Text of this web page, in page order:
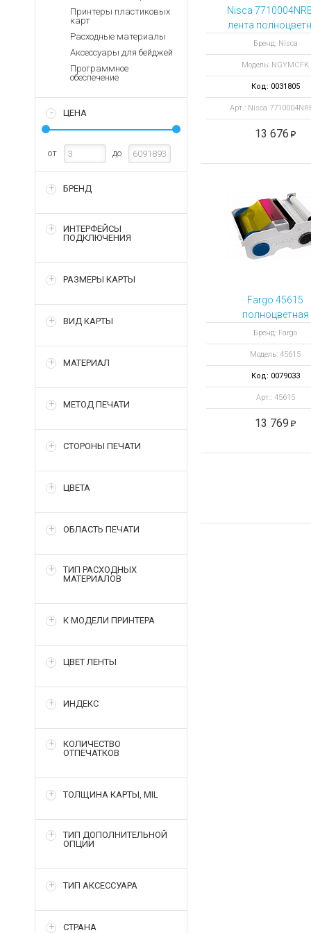
Запасные
Терминалы
оплаты
Зарядные устройства
Архивные товары
Принтеры пластиковых
карт
Расходные материалы
Аксессуары для бейджей
Программное
обеспечение
ЦЕНА
от до
БРЕНД
ИНТЕРФЕЙСЫ
ПОДКЛЮЧЕНИЯ
РАЗМЕРЫ КАРТЫ
ВИД КАРТЫ
МАТЕРИАЛ
МЕТОД ПЕЧАТИ
СТОРОНЫ ПЕЧАТИ
ЦВЕТА
ОБЛАСТЬ ПЕЧАТИ
ТИП РАСХОДНЫХ
МАТЕРИАЛОВ
К МОДЕЛИ ПРИНТЕРА
ЦВЕТ ЛЕНТЫ
ИНДЕКС
КОЛИЧЕСТВО
ОТПЕЧАТКОВ
ТОЛЩИНА КАРТЫ, MIL
ТИП ДОПОЛНИТЕЛЬНОЙ
ОПЦИИ
ТИП АКСЕССУАРА
СТРАНА
Nisca
лента
NGYMCFK 250
отпечатков
Бренд: Nisca
Модель: NGYMCFK
Код: 0031805
Арт.: Nisca
13 676
Fargo 45615
полноцветная
лента YMCKOKO
отпечатков
Бренд: Fargo
Модель: 45615
Код: 0079033
Арт.: 45615
13 769